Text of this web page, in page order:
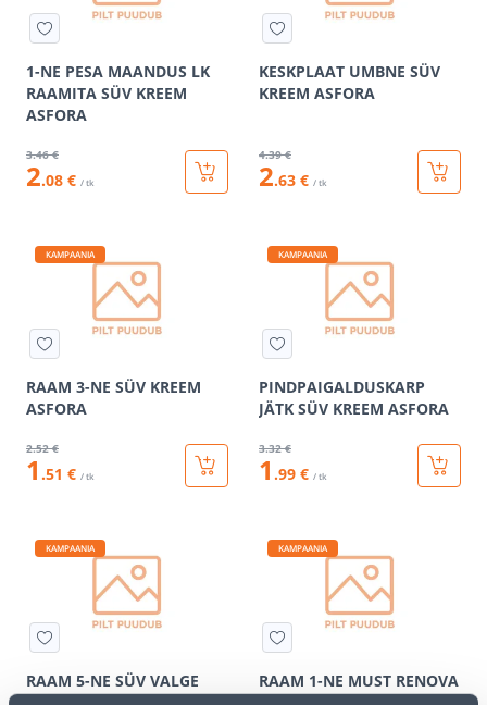
1-NE PESA MAANDUS LK
RAAMITA SÜV KREEM
ASFORA
3.46 €
2.08 € / tk
KESKPLAAT UMBNE SÜV
KREEM ASFORA
4.39 €
2.63 € / tk
KAMPAANIA
RAAM 3-NE SÜV KREEM
ASFORA
2.52 €
1 .51 € / tk
KAMPAANIA
PINDPAIGALDUSKARP
JÄTK SÜV KREEM ASFORA
3.32 €
1 .99 € / tk
KAMPAANIA
RAAM 5-NE SÜV VALGE
KAMPAANIA
RAAM 1-NE MUST RENOVA